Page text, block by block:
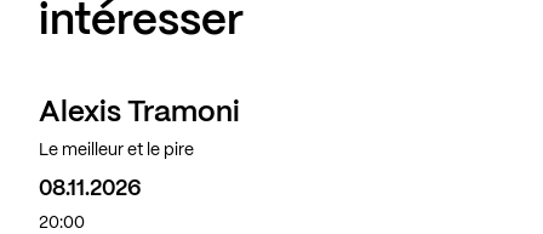
intéresser
Alexis Tramoni
Le meilleur et le pire
08.11.2026
20:00